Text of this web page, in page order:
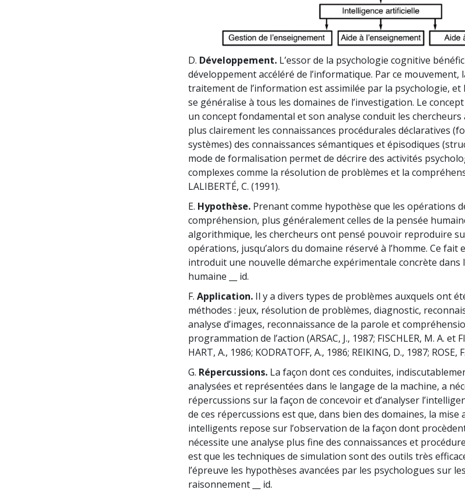
D. Développement. L’essor de la psychologie cognitive
développement accéléré de l’informatique. Par ce mouvement,
traitement de l’information est assimilée par la psychologie, et
se généralise à tous les domaines de l’investigation. Le
un concept fondamental et son analyse conduit les
plus clairement les connaissances procédurales déclaratives
systèmes) des connaissances sémantiques et épisodiques
mode de formalisation permet de décrire des activités
complexes comme la résolution de problèmes et la
LALIBERTÉ, C. (1991).
E. Hypothèse. Prenant comme hypothèse que les opérations
compréhension, plus généralement celles de la pensée
algorithmique, les chercheurs ont pensé pouvoir reproduire
opérations, jusqu’alors du domaine réservé à l’homme. Ce fait
introduit une nouvelle démarche expérimentale concrète dans
humaine __ id.
F. Application. Il y a divers types de problèmes auxquels ont
méthodes : jeux, résolution de problèmes, diagnostic,
analyse d’images, reconnaissance de la parole et
programmation de l’action (ARSAC, J., 1987; FISCHLER, M. A. et
HART, A., 1986; KODRATOFF, A., 1986; REIKING, D., 1987; ROSE,
G. Répercussions. La façon dont ces conduites,
analysées et représentées dans le langage de la machine, a
répercussions sur la façon de concevoir et d’analyser
de ces répercussions est que, dans bien des domaines, la
intelligents repose sur l’observation de la façon dont
nécessite une analyse plus fine des connaissances et
est que les techniques de simulation sont des outils très
l’épreuve les hypothèses avancées par les psychologues sur
raisonnement __ id.